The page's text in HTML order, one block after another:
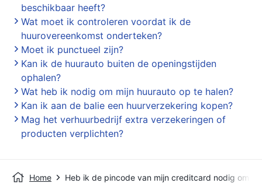
beschikbaar heeft?
Wat moet ik controleren voordat ik de
huurovereenkomst onderteken?
Moet ik punctueel zijn?
Kan ik de huurauto buiten de openingstijden
ophalen?
Wat heb ik nodig om mijn huurauto op te halen?
Kan ik aan de balie een huurverzekering kopen?
Mag het verhuurbedrijf extra verzekeringen of
producten verplichten?
Home Heb ik de pincode van mijn creditcard nodig om